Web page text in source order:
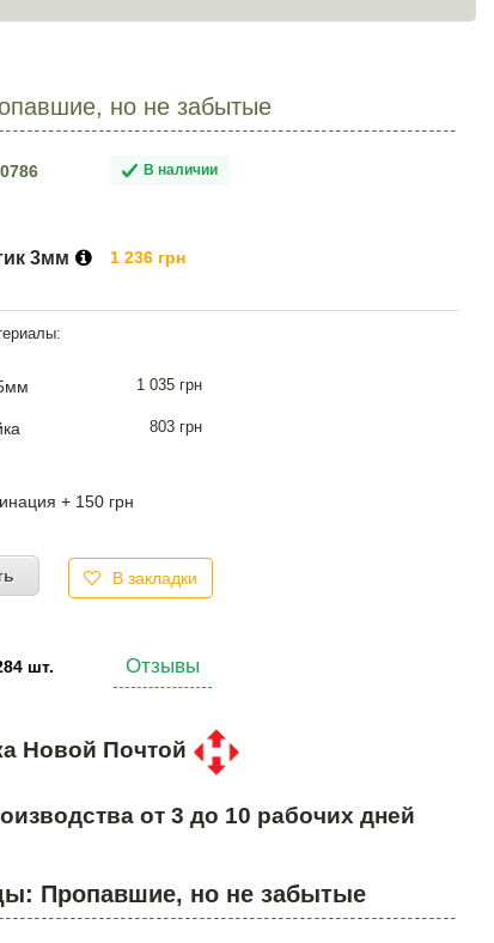
но не забытые
В наличии
3мм 1 236 грн
1 035 грн
803 грн
+ 150 грн
В закладки
шт. Отзывы
Новой Почтой
от 3 до 10 рабочих дней
Пропавшие, но не забытые